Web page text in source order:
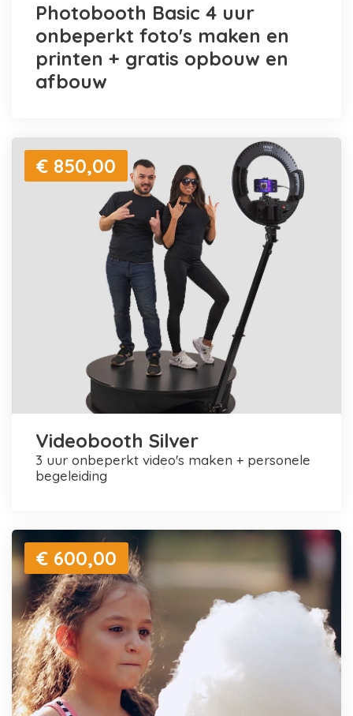
Photobooth Basic 4 uur
onbeperkt foto's maken en
printen + gratis opbouw en
afbouw
€ 850,00
Videobooth Silver
3 uur onbeperkt video's maken + personele
begeleiding
€ 600,00